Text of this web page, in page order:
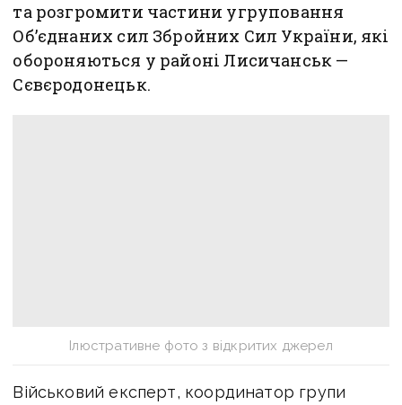
та розгромити частини угруповання
Об’єднаних сил Збройних Сил України, які
обороняються у районі Лисичанськ —
Сєвєродонецьк.
Ілюстративне фото з відкритих джерел
Військовий експерт, координатор групи